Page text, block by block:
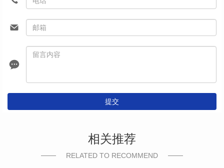
提交
相关推荐
RELATED TO RECOMMEND